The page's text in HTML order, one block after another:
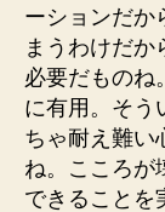
ーションだか
まうわけだか
必要だものね
に有用。そう
ちゃ耐え難い
ね。こころが
できることを